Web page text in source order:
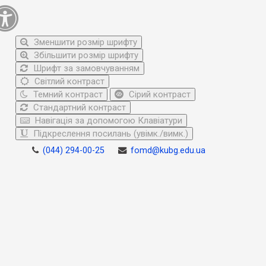
Зменшити розмір шрифту
Збільшити розмір шрифту
Шрифт за замовчуванням
Світлий контраст
Темний контраст
Сірий контраст
Стандартний контраст
Навігація за допомогою Клавіатури
Підкреслення посилань (увімк./вимк.)
(044) 294-00-25 fomd@kubg.edu.ua